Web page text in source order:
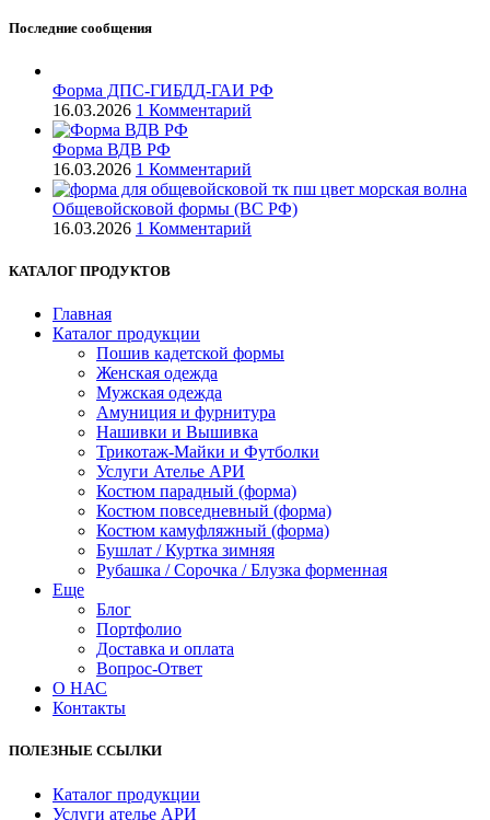
Последние сообщения
Форма ДПС-ГИБДД-ГАИ РФ
16.03.2026 1 Комментарий
Форма ВДВ РФ
16.03.2026 1 Комментарий
Общевойсковой формы (ВС РФ)
16.03.2026 1 Комментарий
КАТАЛОГ ПРОДУКТОВ
Главная
Каталог продукции
Пошив кадетской формы
Женская одежда
Мужская одежда
Амуниция и фурнитура
Нашивки и Вышивка
Трикотаж-Майки и Футболки
Услуги Ателье АРИ
Костюм парадный (форма)
Костюм повседневный (форма)
Костюм камуфляжный (форма)
Бушлат / Куртка зимняя
Рубашка / Сорочка / Блузка форменная
Еще
Блог
Портфолио
Доставка и оплата
Вопрос-Ответ
О НАС
Контакты
ПОЛЕЗНЫЕ ССЫЛКИ
Каталог продукции
Услуги ателье АРИ